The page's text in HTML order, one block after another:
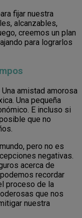
fijar nuestra
alcanzables,
creemos un plan
para lograrlos
amistad amorosa
Una pequeña
E incluso si
que no
pero no es
negativas.
acerca de
recordar
proceso de la
que nos
nuestra